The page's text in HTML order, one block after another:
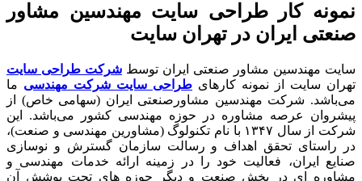
کار طراحی سایت مهندسین مشاور
ایران در تهران سایت
مهندسین مشاور صنعتی ایران توسطشرکت طراحی سایت
سایت از نمونه کارهایطراحی سایت شرکت مهندسیما
شرکت مهندسین مشاورصنعتی ایران (سهامی خاص) از
عرصه مشاوره در حوزه مهندسی کشور می‌باشد. این
شرکت از سال ۱۳۴۷ با نام تکنولوگ (مشاورین مهندسی و صنعت)،
راستای تحقق اهداف و رسالت سازمان گسترش و نوسازی
ایران، فعالیت خود را در زمینه ارائه خدمات مهندسی و
ای در بخش صنعت و دیگر حوزه های تحت پوشش آن